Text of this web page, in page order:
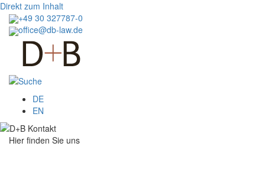
Direkt zum Inhalt
+49 30 327787-0
office@db-law.de
DE
EN
Hier finden Sie uns